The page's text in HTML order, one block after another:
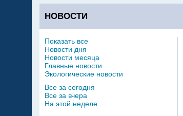
НОВОСТИ
Показать все
Новости дня
Новости месяца
Главные новости
Экологические новости
Все за сегодня
Все за вчера
На этой неделе